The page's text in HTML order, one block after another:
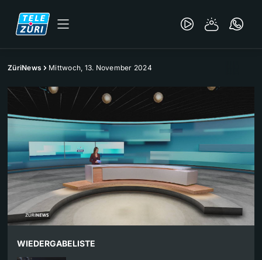
ZüriNews Mittwoch, 13. November 2024
WIEDERGABELISTE